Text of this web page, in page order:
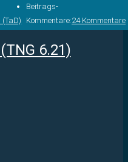
Beitrags-
Kommentare:24 Kommentare
6.21)